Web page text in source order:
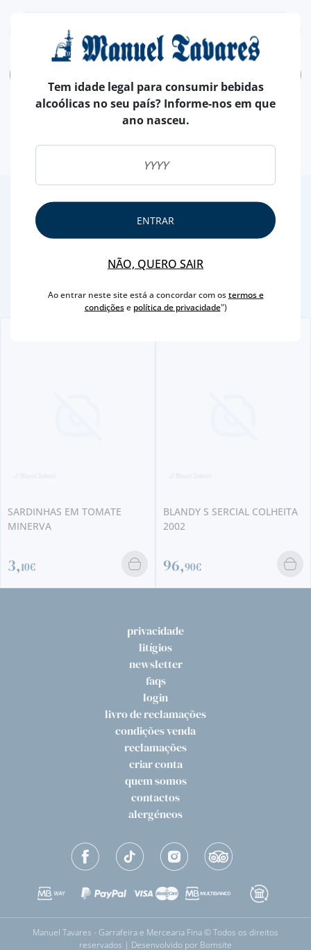
/4
Outras Sugestões
SARDINHAS EM TOMATE
MINERVA
3,10€
BLANDY S SERCIAL COLHEITA
2002
96,90€
privacidade
litígios
newsletter
faqs
login
livro de reclamações
condições venda
reclamações
criar conta
quem somos
contactos
alergéneos
Manuel Tavares - Garrafeira e Mercearia Fina © Todos os direitos
reservados | Desenvolvido por Bomsite
Tem idade legal para consumir bebidas
alcoólicas no seu país? Informe-nos em que
ano nasceu.
ENTRAR
NÃO, QUERO SAIR
Ao entrar neste site está a concordar com ostermos e
condiçõese política de privacidade")